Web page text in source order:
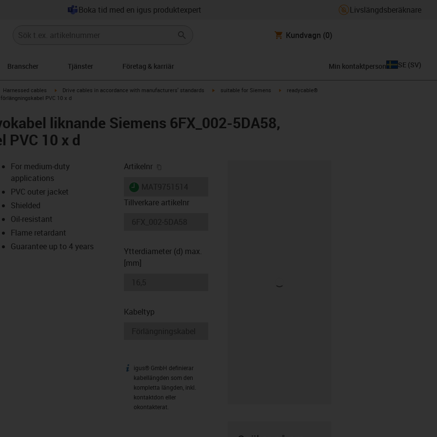
Boka tid med en igus produktexpert Livslängdsberäknare
Kundvagn (0)
Branscher Tjänster Företag & karriär Min kontaktperson SE (SV)
igus-icon-arrow-right
Harnessed cables igus-icon-arrow-right
Drive cables in accordance with manufacturers' standards igus-icon-arrow-right
suitable for Siemens igus-icon-arrow-right
readycable®
PVC 10 x d
liknande Siemens 6FX_002-5DA58,
PVC 10 x d
icon-lupe
icon-lupe
For medium-duty
applications
PVC outer jacket
Shielded
Oil-resistant
Flame retardant
Guarantee up to 4 years
Artikelnr
igus-icon-lieferzeit
Tillverkare artikelnr
Ytterdiameter (d) max.
[mm]
Kabeltyp
igus-icon-info
igus® GmbH definierar
kabellängden som den
kompletta längden, inkl.
kontaktdon eller
okontakterat.